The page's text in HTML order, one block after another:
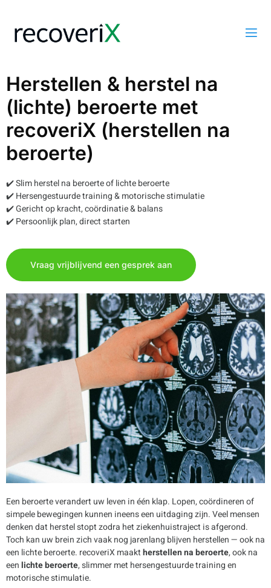
Herstellen & herstel na
(lichte) beroerte met
recoveriX (herstellen na
beroerte)
✔️ Slim herstel na beroerte of lichte beroerte
✔️ Hersengestuurde training & motorische stimulatie
✔️ Gericht op kracht, coördinatie & balans
✔️ Persoonlijk plan, direct starten
Vraag vrijblijvend een gesprek aan
Een beroerte verandert uw leven in één klap. Lopen, coördineren of
simpele bewegingen kunnen ineens een uitdaging zijn. Veel mensen
denken dat herstel stopt zodra het ziekenhuistraject is afgerond.
Toch kan uw brein zich vaak nog jarenlang blijven herstellen — ook na
een lichte beroerte. recoveriX maaktherstellen na beroerte, ook na
eenlichte beroerte, slimmer met hersengestuurde training en
motorische stimulatie.